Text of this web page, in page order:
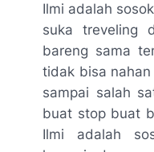
Ilmi adalah
suka treveling
bareng sama
tidak bisa
sampai salah
buat stop buat
Ilmi adalah